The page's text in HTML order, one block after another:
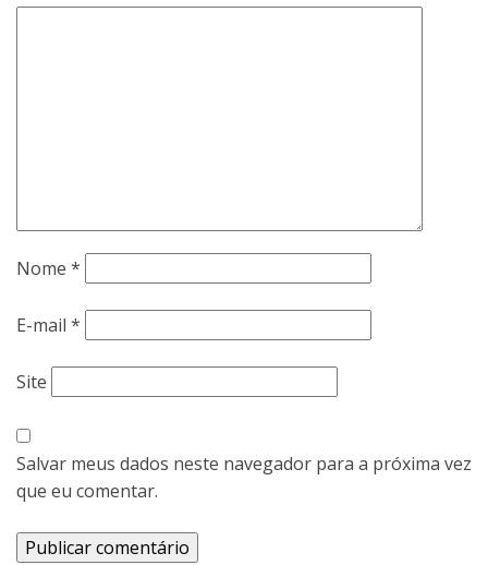
Nome *
E-mail *
Site
Salvar meus dados neste navegador para a próxima vez
que eu comentar.